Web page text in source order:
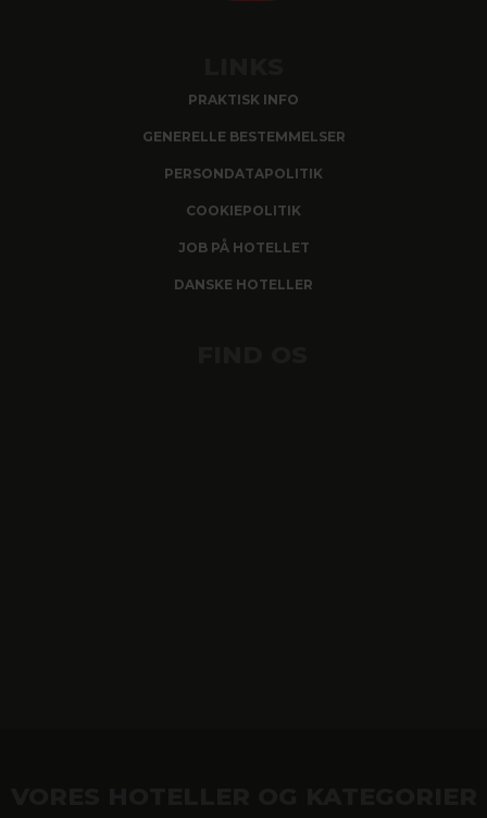
PRAKTISK INFO
GENERELLE BESTEMMELSER
PERSONDATAPOLITIK
COOKIEPOLITIK
JOB PÅ HOTELLET
DANSKE HOTELLER